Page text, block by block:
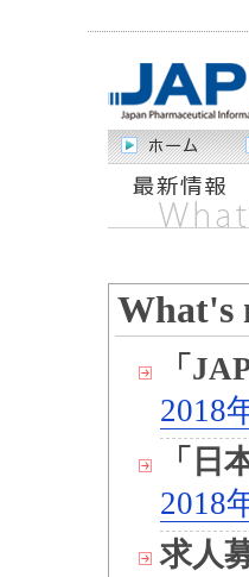
What's
「
2018
「日
2018
求人